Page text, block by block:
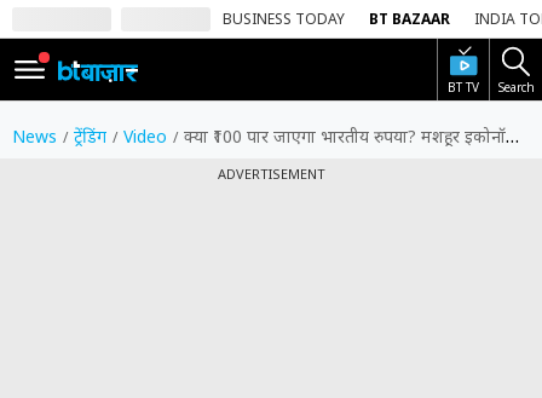
BUSINESS TODAY BT BAZAAR INDIA
BT TV Search
SIGN
IN
News ट्रेंडिंग Video क्या ₹100 पार जाएगा भारतीय रुपया? मशहूर इकोनॉमिस्ट शरद कोली से समझिए क्यों बढ़ रहा है महंगाई का खतरा
ADVERTISEMENT